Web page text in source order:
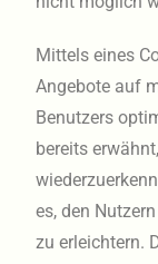
Mittels eines
Angebote auf
Benutzers
bereits
es, den
zu erleichtern.